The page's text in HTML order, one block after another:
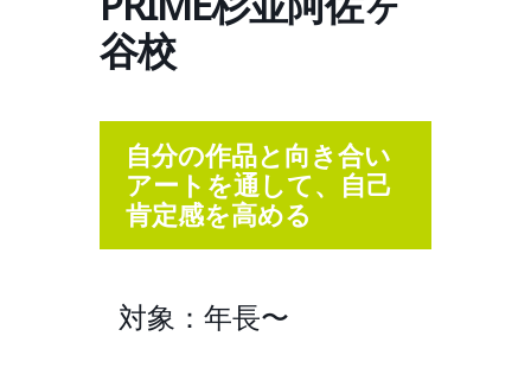
谷校
自分の作品と向き合い
アートを通して、自己
肯定感を高める
対象：年長〜